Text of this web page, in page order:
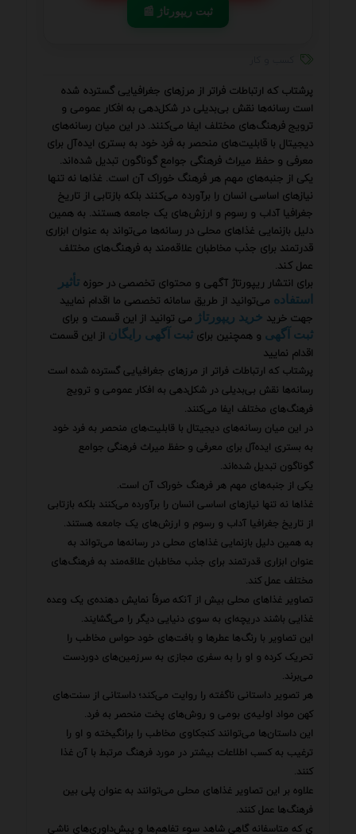
📰 ثبت ریپورتاژ
پرشتاب که ارتباطات فراتر از مرزهای جغرافیایی گسترده شده
است رسانه‌ها نقش بی‌بدیلی در شکل‌دهی به افکار عمومی و
ترویج فرهنگ‌های مختلف ایفا می‌کنند. در این میان رسانه‌های
دیجیتال با قابلیت‌های منحصر به فرد خود به بستری ایده‌آل برای
معرفی و حفظ میراث فرهنگی جوامع گوناگون تبدیل شده‌اند.
یکی از جنبه‌های مهم هر فرهنگ خوراک آن است. غذاها نه تنها
نیازهای اساسی انسان را برآورده می‌کنند بلکه بازتابی از تاریخ
جغرافیا آداب و رسوم و ارزش‌های یک جامعه هستند. به همین
دلیل بازنمایی غذاهای محلی در رسانه‌ها می‌تواند به عنوان ابزاری
قدرتمند برای جذب مخاطبان علاقه‌مند به فرهنگ‌های مختلف
عمل کند.
برای انتشار ریپورتاژ آگهی و محتوای تخصصی در حوزه تأثیر
استفاده می‌توانید از طریق سامانه تخصصی ما اقدام نمایید
جهت خرید خرید ریپورتاژ می توانید از این قسمت و برای
ثبت آگهی و همچنین برای ثبت آگهی رایگان از این قسمت
اقدام نمایید
پرشتاب که ارتباطات فراتر از مرزهای جغرافیایی گسترده شده است
رسانه‌ها نقش بی‌بدیلی در شکل‌دهی به افکار عمومی و ترویج
فرهنگ‌های مختلف ایفا می‌کنند.
در این میان رسانه‌های دیجیتال با قابلیت‌های منحصر به فرد خود
به بستری ایده‌آل برای معرفی و حفظ میراث فرهنگی جوامع
گوناگون تبدیل شده‌اند.
یکی از جنبه‌های مهم هر فرهنگ خوراک آن است.
غذاها نه تنها نیازهای اساسی انسان را برآورده می‌کنند بلکه بازتابی
از تاریخ جغرافیا آداب و رسوم و ارزش‌های یک جامعه هستند.
به همین دلیل بازنمایی غذاهای محلی در رسانه‌ها می‌تواند به
عنوان ابزاری قدرتمند برای جذب مخاطبان علاقه‌مند به فرهنگ‌های
مختلف عمل کند.
تصاویر غذاهای محلی بیش از آنکه صرفاً نمایش دهنده‌ی یک وعده
غذایی باشند دریچه‌ای به سوی دنیایی دیگر را می‌گشایند.
این تصاویر با رنگ‌ها عطرها و بافت‌های خود حواس مخاطب را
تحریک کرده و او را به سفری مجازی به سرزمین‌های دوردست
می‌برند.
هر تصویر داستانی ناگفته را روایت می‌کند؛ داستانی از سنت‌های
کهن مواد اولیه‌ی بومی و روش‌های پخت منحصر به فرد.
این داستان‌ها می‌توانند کنجکاوی مخاطب را برانگیخته و او را
ترغیب به کسب اطلاعات بیشتر در مورد فرهنگ مرتبط با آن غذا
کنند.
علاوه بر این تصاویر غذاهای محلی می‌توانند به عنوان پلی بین
فرهنگ‌ها عمل کنند.
ی که متاسفانه گاهی شاهد سوء تفاهم‌ها و پیش‌داوری‌های ناشی